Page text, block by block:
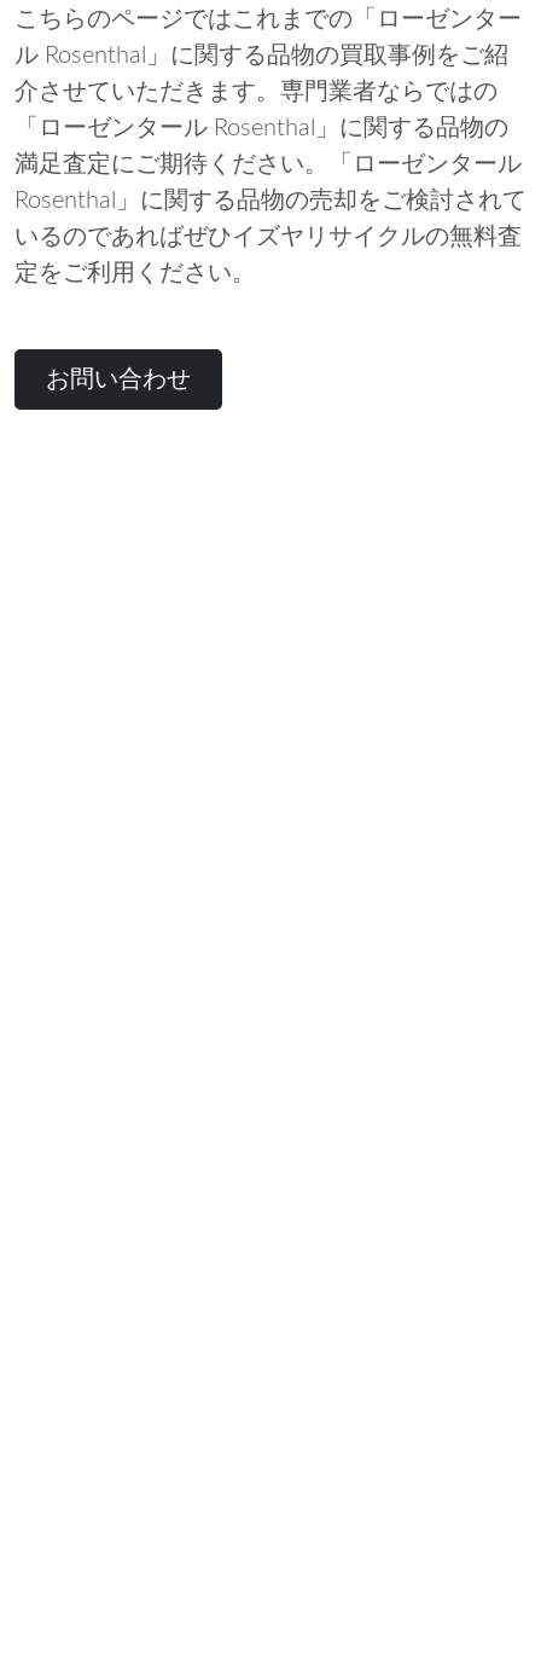
こちらのページではこれまでの「ローゼンター
ル Rosenthal」に関する品物の買取事例をご紹
介させていただきます。専門業者ならではの
「ローゼンタール Rosenthal」に関する品物の
満足査定にご期待ください。「ローゼンタール
Rosenthal」に関する品物の売却をご検討されて
いるのであればぜひイズヤリサイクルの無料査
定をご利用ください。
お問い合わせ